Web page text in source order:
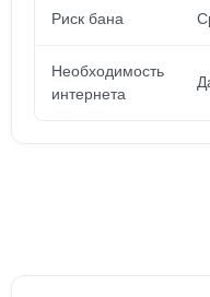
Риск бана
Необходимость
интернета